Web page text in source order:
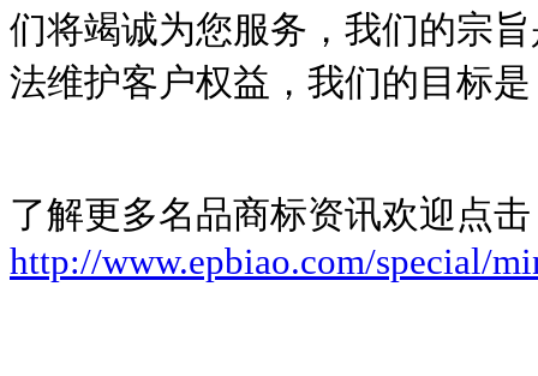
们将竭诚为您服务，我们的宗
法维护客户权益，我们的目标
了解更多名品商标资讯欢迎点
http://www.epbiao.com/special/